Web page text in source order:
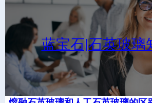
蓝宝石|石英玻璃